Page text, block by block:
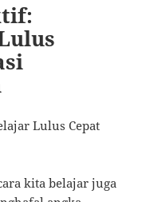
Lulus Cepat
kita belajar juga